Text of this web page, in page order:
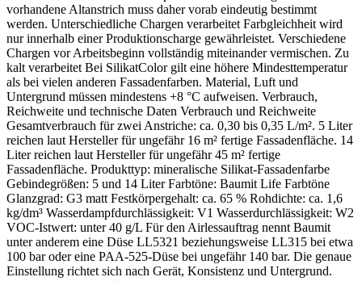
vorhandene Altanstrich muss daher vorab eindeutig bestimmt
werden. Unterschiedliche Chargen verarbeitet Farbgleichheit wird
nur innerhalb einer Produktionscharge gewährleistet. Verschiedene
Chargen vor Arbeitsbeginn vollständig miteinander vermischen. Zu
kalt verarbeitet Bei SilikatColor gilt eine höhere Mindesttemperatur
als bei vielen anderen Fassadenfarben. Material, Luft und
Untergrund müssen mindestens +8 °C aufweisen. Verbrauch,
Reichweite und technische Daten Verbrauch und Reichweite
Gesamtverbrauch für zwei Anstriche: ca. 0,30 bis 0,35 L/m². 5 Liter
reichen laut Hersteller für ungefähr 16 m² fertige Fassadenfläche. 14
Liter reichen laut Hersteller für ungefähr 45 m² fertige
Fassadenfläche. Produkttyp: mineralische Silikat-Fassadenfarbe
Gebindegrößen: 5 und 14 Liter Farbtöne: Baumit Life Farbtöne
Glanzgrad: G3 matt Festkörpergehalt: ca. 65 % Rohdichte: ca. 1,6
kg/dm³ Wasserdampfdurchlässigkeit: V1 Wasserdurchlässigkeit: W2
VOC-Istwert: unter 40 g/L Für den Airlessauftrag nennt Baumit
unter anderem eine Düse LL5321 beziehungsweise LL315 bei etwa
100 bar oder eine PAA-525-Düse bei ungefähr 140 bar. Die genaue
Einstellung richtet sich nach Gerät, Konsistenz und Untergrund.